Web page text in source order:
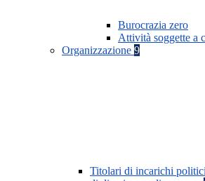
Burocrazia zero
Attività soggette a
Organizzazione 9
Titolari di incarichi